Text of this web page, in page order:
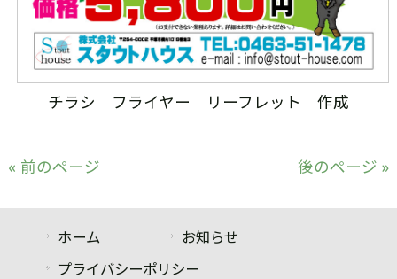
チラシ フライヤー リーフレット 作成
« 前のページ 後のページ »
ホーム
お知らせ
プライバシーポリシー